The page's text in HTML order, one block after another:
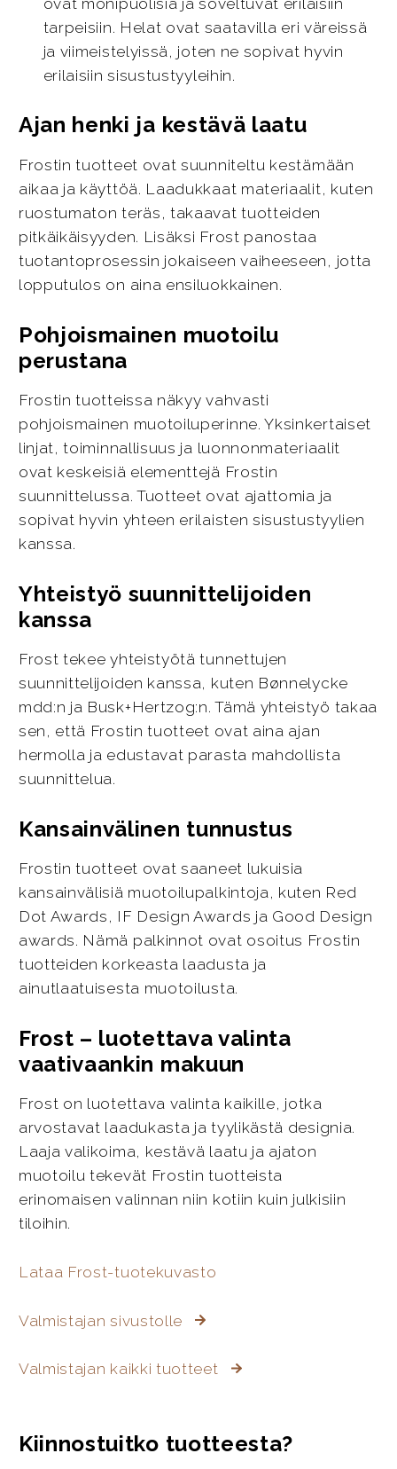
tarpeisiin. Helat ovat saatavilla eri väreissä
ja viimeistelyissä, joten ne sopivat hyvin
erilaisiin sisustustyyleihin.
Ajan henki ja kestävä laatu
Frostin tuotteet ovat suunniteltu kestämään
aikaa ja käyttöä. Laadukkaat materiaalit, kuten
ruostumaton teräs, takaavat tuotteiden
pitkäikäisyyden. Lisäksi Frost panostaa
tuotantoprosessin jokaiseen vaiheeseen, jotta
lopputulos on aina ensiluokkainen.
Pohjoismainen muotoilu
perustana
Frostin tuotteissa näkyy vahvasti
pohjoismainen muotoiluperinne. Yksinkertaiset
linjat, toiminnallisuus ja luonnonmateriaalit
ovat keskeisiä elementtejä Frostin
suunnittelussa. Tuotteet ovat ajattomia ja
sopivat hyvin yhteen erilaisten sisustustyylien
kanssa.
Yhteistyö suunnittelijoiden
kanssa
Frost tekee yhteistyötä tunnettujen
suunnittelijoiden kanssa, kuten Bønnelycke
mdd:n ja Busk+Hertzog:n. Tämä yhteistyö takaa
sen, että Frostin tuotteet ovat aina ajan
hermolla ja edustavat parasta mahdollista
suunnittelua.
Kansainvälinen tunnustus
Frostin tuotteet ovat saaneet lukuisia
kansainvälisiä muotoilupalkintoja, kuten Red
Dot Awards, IF Design Awards ja Good Design
awards. Nämä palkinnot ovat osoitus Frostin
tuotteiden korkeasta laadusta ja
ainutlaatuisesta muotoilusta.
Frost – luotettava valinta
vaativaankin makuun
Frost on luotettava valinta kaikille, jotka
arvostavat laadukasta ja tyylikästä designia.
Laaja valikoima, kestävä laatu ja ajaton
muotoilu tekevät Frostin tuotteista
erinomaisen valinnan niin kotiin kuin julkisiin
tiloihin.
Lataa Frost-tuotekuvasto
Valmistajan sivustolle
Valmistajan kaikki tuotteet
Kiinnostuitko tuotteesta?